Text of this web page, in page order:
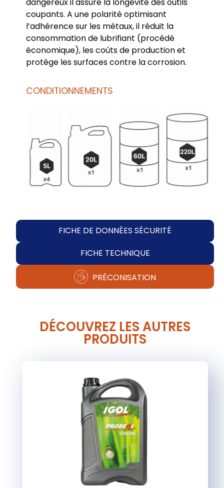
coupants. A une polarité optimisant
l’adhérence sur les métaux, il réduit la
consommation de lubrifiant (procédé
économique), les coûts de production et
protège les surfaces contre la corrosion.
CONDITIONNEMENTS
FICHE DE DONNÉES SÉCURITÉ
FICHE TECHNIQUE
PRÉCONISATION
DÉCOUVREZ LES AUTRES
PRODUITS